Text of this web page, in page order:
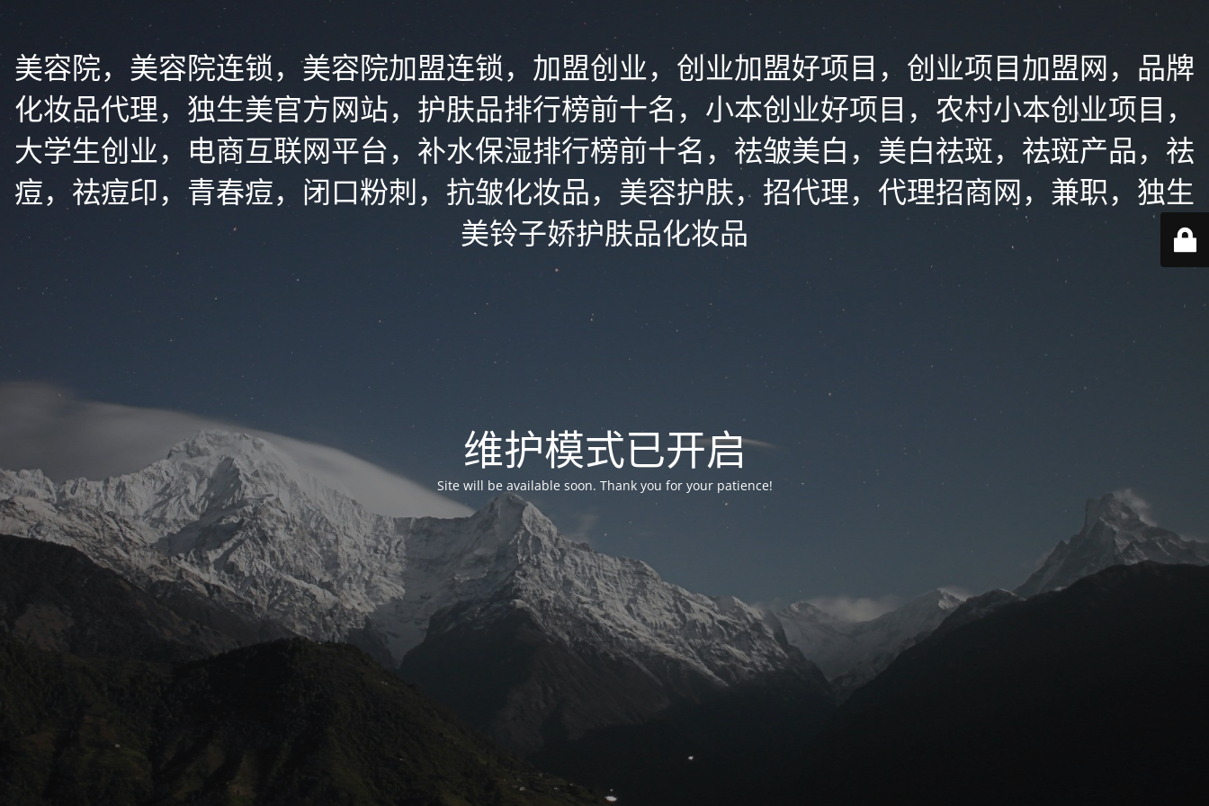
美容院，美容院连锁，美容院加盟连锁，加盟创业，创业加盟好项目，创业项目加盟网，品牌
化妆品代理，独生美官方网站，护肤品排行榜前十名，小本创业好项目，农村小本创业项目，
大学生创业，电商互联网平台，补水保湿排行榜前十名，祛皱美白，美白祛斑，祛斑产品，祛
痘，祛痘印，青春痘，闭口粉刺，抗皱化妆品，美容护肤，招代理，代理招商网，兼职，独生
美铃子娇护肤品化妆品
维护模式已开启
Site will be available soon. Thank you for your patience!